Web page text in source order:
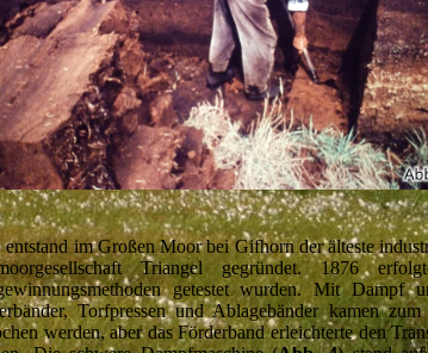
entstand im Großen Moor bei Gifhorn der älteste
Triangel gegründet. 1876
getestet wurden. Mit Dampf
Torfpressen und Ablagebänder kamen
werden, aber das Förderband erleichterte den